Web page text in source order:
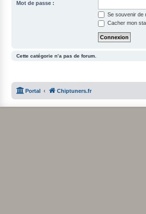
Mot de passe :
Se souvenir de
Cacher mon
Cette catégorie n’a pas de forum.
Portal Chiptuners.fr